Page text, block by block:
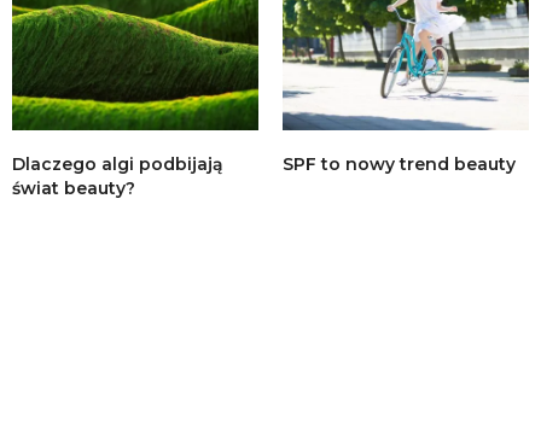
Dlaczego algi podbijają
świat beauty?
SPF to nowy trend beauty